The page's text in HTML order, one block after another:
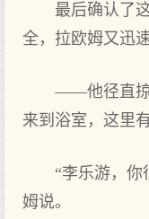
最后确认了
全，拉欧姆又迅
——他径直掠
来到浴室，这里
“李乐游，
姆说。